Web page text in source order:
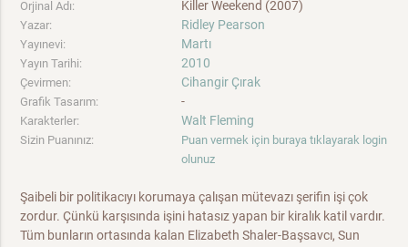
Orjinal Adı: Killer Weekend (2007)
Yazar: Ridley Pearson
Yayınevi: Martı
Yayın Tarihi: 2010
Çevirmen: Cihangir Çırak
Grafik Tasarım: -
Karakterler: Walt Fleming
Sizin Puanınız:
Puan vermek için buraya tıklayarak login
olunuz
Şaibeli bir politikacıyı korumaya çalışan mütevazı şerifin işi çok
zordur. Çünkü karşısında işini hatasız yapan bir kiralık katil vardır.
Tüm bunların ortasında kalan Elizabeth Shaler-Başsavcı, Sun